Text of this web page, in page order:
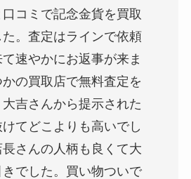
コミで記念金貨を買取
た。査定はラインで依頼
速やかにお返事が来ま
かの買取店で無料査定を
大吉さんから提示された
てどこよりも高いでし
さんの人柄も良くて大
でした。買い物ついで